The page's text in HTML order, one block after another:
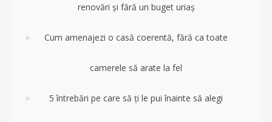
renovări și fără un buget uriaș
Cum amenajezi o casă coerentă, fără ca toate
camerele să arate la fel
5 întrebări pe care să ți le pui înainte să alegi